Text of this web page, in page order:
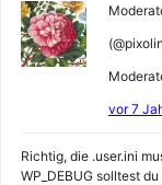
vor 7
Richtig, die .user.ini
WP_DEBUG solltest